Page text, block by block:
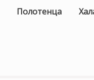
Полотенца